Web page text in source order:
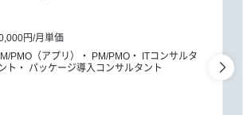
円/月単価
PMO（アプリ） PM/PMO
ITコンサルタ
ト パッケージ導入コンサルタント